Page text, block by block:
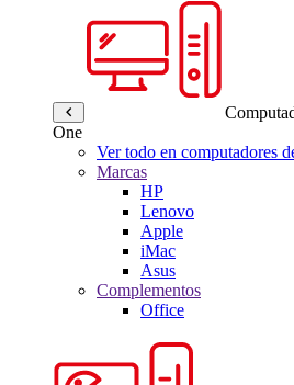
One
Ver todo en computadores
Marcas
HP
Lenovo
Apple
iMac
Asus
Complementos
Office